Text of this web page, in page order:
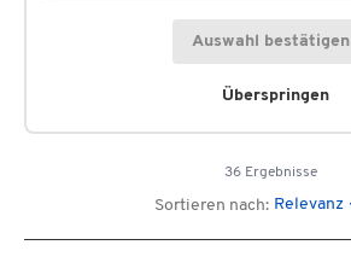
Überspringen
Auswahl bestätigen
36 Ergebnisse
Sortieren nach: Relevanz